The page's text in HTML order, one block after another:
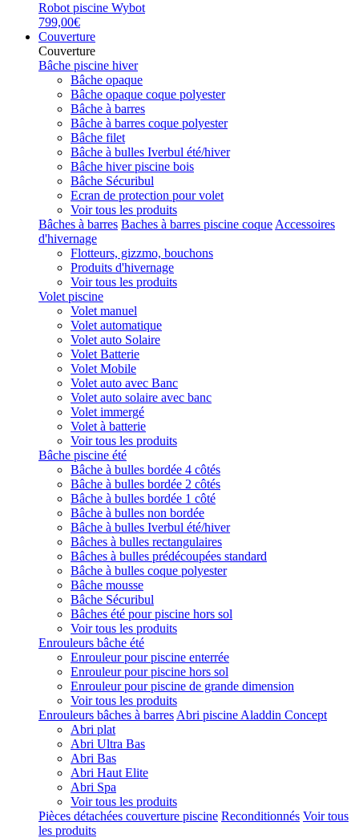
Robot piscine Wybot
799,00€
Couverture
Couverture
Bâche piscine hiver
Bâche opaque
Bâche opaque coque polyester
Bâche à barres
Bâche à barres coque polyester
Bâche filet
Bâche à bulles Iverbul été/hiver
Bâche hiver piscine bois
Bâche Sécuribul
Ecran de protection pour volet
Voir tous les produits
Bâches à barres Baches à barres piscine coque Accessoires
d'hivernage
Flotteurs, gizzmo, bouchons
Produits d'hivernage
Voir tous les produits
Volet piscine
Volet manuel
Volet automatique
Volet auto Solaire
Volet Batterie
Volet Mobile
Volet auto avec Banc
Volet auto solaire avec banc
Volet immergé
Volet à batterie
Voir tous les produits
Bâche piscine été
Bâche à bulles bordée 4 côtés
Bâche à bulles bordée 2 côtés
Bâche à bulles bordée 1 côté
Bâche à bulles non bordée
Bâche à bulles Iverbul été/hiver
Bâches à bulles rectangulaires
Bâches à bulles prédécoupées standard
Bâche à bulles coque polyester
Bâche mousse
Bâche Sécuribul
Bâches été pour piscine hors sol
Voir tous les produits
Enrouleurs bâche été
Enrouleur pour piscine enterrée
Enrouleur pour piscine hors sol
Enrouleur pour piscine de grande dimension
Voir tous les produits
Enrouleurs bâches à barres Abri piscine Aladdin Concept
Abri plat
Abri Ultra Bas
Abri Bas
Abri Haut Elite
Abri Spa
Voir tous les produits
Pièces détachées couverture piscine Reconditionnés Voir tous
les produits